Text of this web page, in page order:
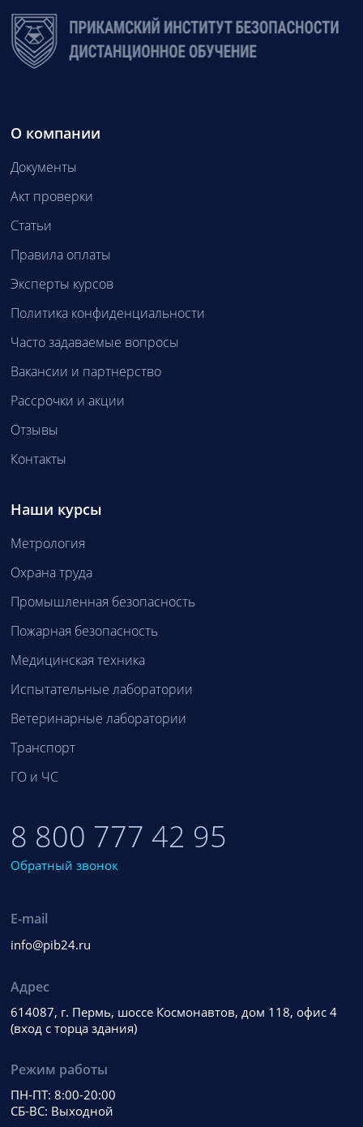
О компании
Документы
Акт проверки
Статьи
Правила оплаты
Эксперты курсов
Политика конфиденциальности
Часто задаваемые вопросы
Вакансии и партнерство
Рассрочки и акции
Отзывы
Контакты
Наши курсы
Метрология
Охрана труда
Промышленная безопасность
Пожарная безопасность
Медицинская техника
Испытательные лаборатории
Ветеринарные лаборатории
Транспорт
ГО и ЧС
8 800 777 42 95
Обратный звонок
E-mail
info@pib24.ru
Адрес
614087, г. Пермь, шоссе Космонавтов, дом 118, офис 4
(вход с торца здания)
Режим работы
ПН-ПТ: 8:00-20:00
СБ-ВС: Выходной